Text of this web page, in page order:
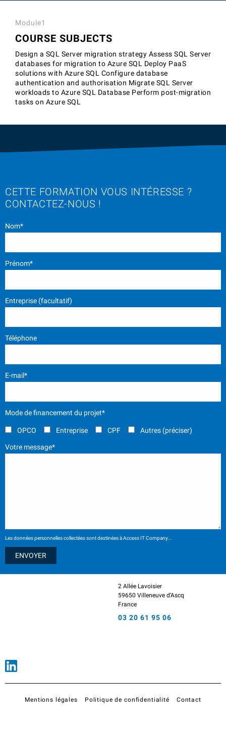
Module1
COURSE SUBJECTS
Design a SQL Server migration strategy Assess SQL Server
databases for migration to Azure SQL Deploy PaaS
solutions with Azure SQL Configure database
authentication and authorisation Migrate SQL Server
workloads to Azure SQL Database Perform post-migration
tasks on Azure SQL
CETTE FORMATION VOUS INTÉRESSE ?
CONTACTEZ-NOUS !
Nom*
Prénom*
Entreprise (facultatif)
Téléphone
E-mail*
Mode de financement du projet*
OPCO Entreprise CPF Autres (préciser)
Votre message*
Les données personnelles collectées sont destinées à Access IT Company...
2 Allée Lavoisier
59650 Villeneuve d’Ascq
France
03 20 61 95 06
Mentions légales Politique de confidentialité Contact